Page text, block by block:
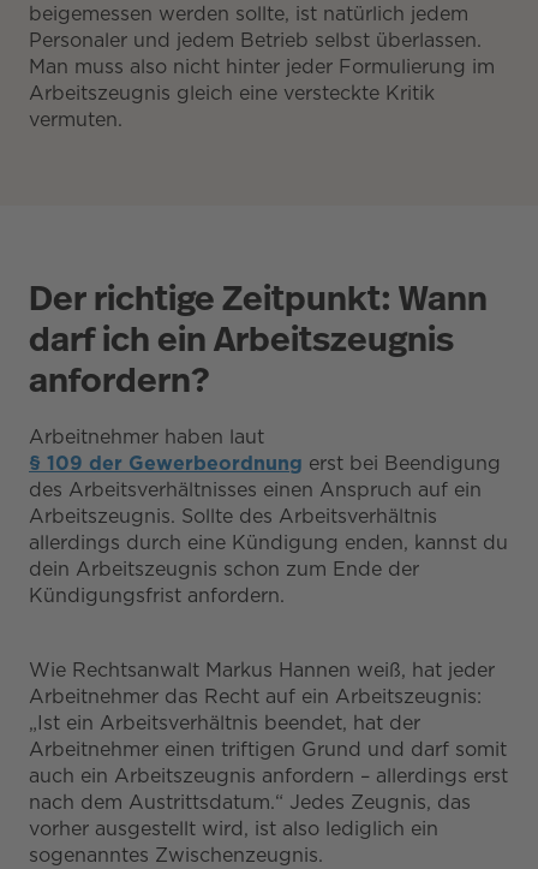
beigemessen werden sollte, ist natürlich jedem
Personaler und jedem Betrieb selbst überlassen.
Man muss also nicht hinter jeder Formulierung im
Arbeitszeugnis gleich eine versteckte Kritik
vermuten.
Der richtige Zeitpunkt: Wann
darf ich ein Arbeitszeugnis
anfordern?
Arbeitnehmer haben laut
§ 109 der Gewerbeordnung erst bei Beendigung
des Arbeitsverhältnisses einen Anspruch auf ein
Arbeitszeugnis. Sollte des Arbeitsverhältnis
allerdings durch eine Kündigung enden, kannst du
dein Arbeitszeugnis schon zum Ende der
Kündigungsfrist anfordern.
Wie Rechtsanwalt Markus Hannen weiß, hat jeder
Arbeitnehmer das Recht auf ein Arbeitszeugnis:
„Ist ein Arbeitsverhältnis beendet, hat der
Arbeitnehmer einen triftigen Grund und darf somit
auch ein Arbeitszeugnis anfordern – allerdings erst
nach dem Austrittsdatum.“ Jedes Zeugnis, das
vorher ausgestellt wird, ist also lediglich ein
sogenanntes Zwischenzeugnis.